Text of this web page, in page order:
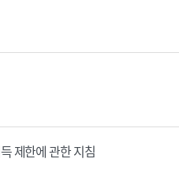
제한에 관한 지침